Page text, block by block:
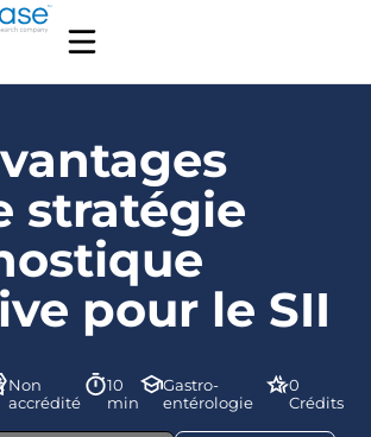
stratégie
pour le SII
Non
accrédité
10
min
Gastro-
entérologie
0
Crédits